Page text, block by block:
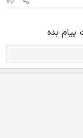
بده